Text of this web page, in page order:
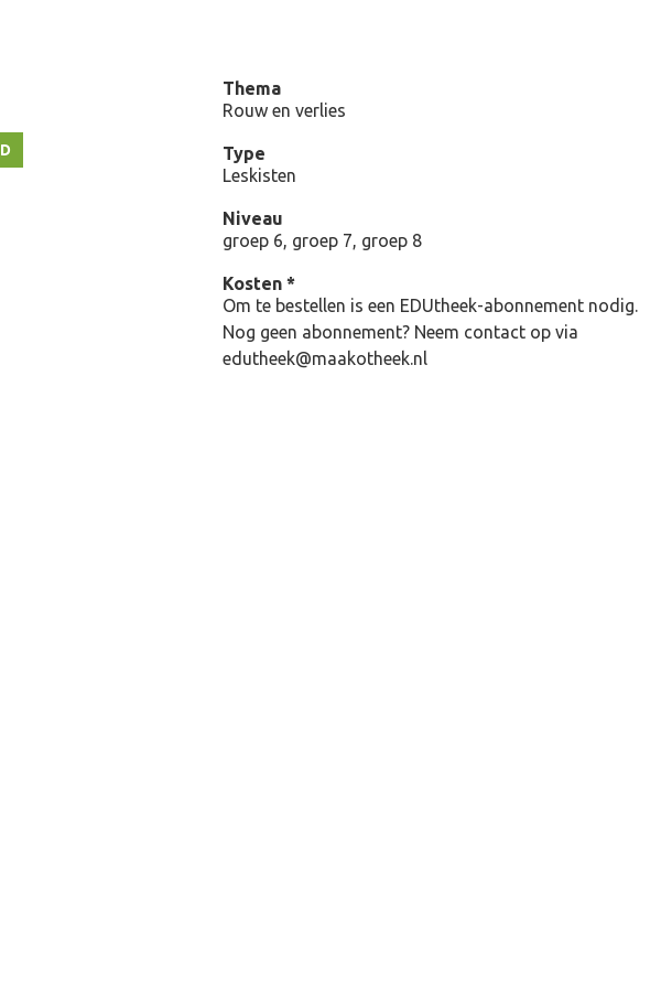
Thema
Rouw en verlies
Type
Leskisten
Niveau
groep 6, groep 7, groep 8
Kosten *
Om te bestellen is een EDUtheek-abonnement nodig.
Nog geen abonnement? Neem contact op via
edutheek@maakotheek.nl